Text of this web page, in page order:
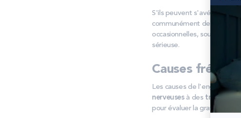
S'ils peuvent s'avérer
communément des «
occasionnelles, souvent
sérieuse.
Causes
Les causes de
nerveusesà des troubles
pour évaluer la gravité et